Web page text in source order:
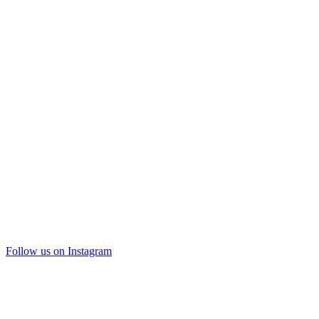
Follow us on Instagram